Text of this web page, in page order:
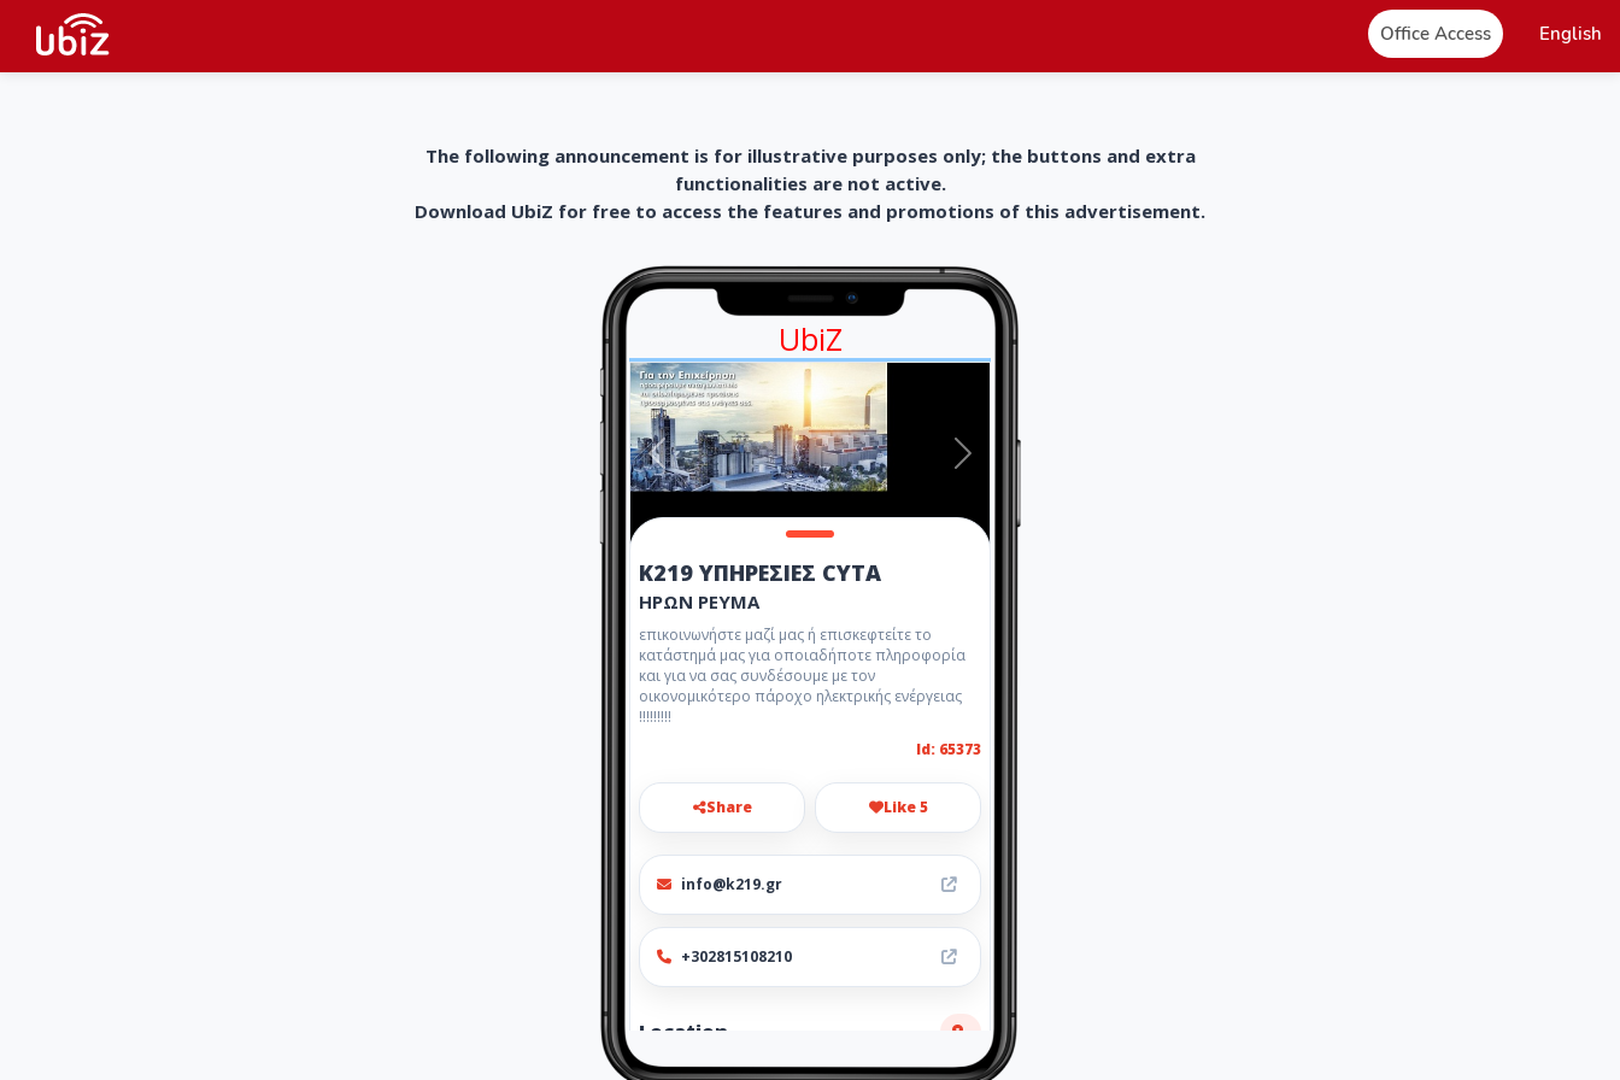
Office Access English
The following announcement is for illustrative purposes only; the buttons and extra
functionalities are not active.
Download UbiZ for free to access the features and promotions of this advertisement.
UbiZ
Κ219 ΥΠΗΡΕΣΙΕΣ CYTA
ΗΡΩΝ ΡΕΥΜΑ
επικοινωνήστε μαζί μας ή επισκεφτείτε το
κατάστημά μας για οποιαδήποτε πληροφορία
και για να σας συνδέσουμε με τον
οικονομικότερο πάροχο ηλεκτρικής ενέργειας
!!!!!!!!!
Id: 65373
Share Like 5
info@k219.gr
+302815108210
Location